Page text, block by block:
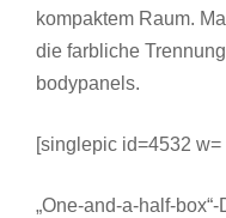
kompaktem Raum.
die farbliche
bodypanels.
[singlepic id=4532 w=
„One-and-a-half-